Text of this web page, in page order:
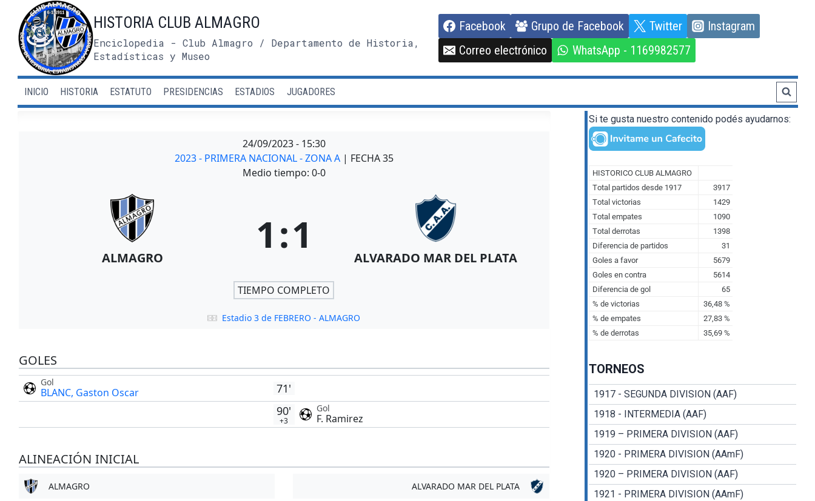
contenido
HISTORIA CLUB ALMAGRO
Enciclopedia - Club Almagro / Departamento de Historia,
Estadísticas y Museo
Facebook Grupo de Facebook Twitter
Instagram
Correo electrónico
WhatsApp - 1169982577
INICIO HISTORIA ESTATUTO PRESIDENCIAS ESTADIOS JUGADORES
24/09/2023- 15:30
2023 - PRIMERA NACIONAL - ZONA A | FECHA 35
Medio tiempo: 0-0
ALMAGRO 1:1 ALVARADO MAR DEL PLATA
TIEMPO COMPLETO
Estadio 3 de FEBRERO - ALMAGRO
GOLES
Gol
BLANC, Gaston Oscar
71'
90'
+3
Gol
F. Ramirez
ALINEACIÓN INICIAL
ALMAGRO ALVARADO MAR DEL PLATA
Si te gusta nuestro contenido podés ayudarnos:
TORNEOS
1917 - SEGUNDA DIVISION (AAF)
1918 - INTERMEDIA (AAF)
1919 – PRIMERA DIVISION (AAF)
1920 - PRIMERA DIVISION (AAmF)
1920 – PRIMERA DIVISION (AAF)
1921 - PRIMERA DIVISION (AAmF)